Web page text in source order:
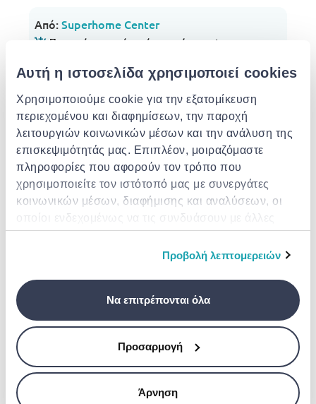
Αυτή η ιστοσελίδα χρησιμοποιεί cookies
Χρησιμοποιούμε cookie για την εξατομίκευση
περιεχομένου και διαφημίσεων, την παροχή
λειτουργιών κοινωνικών μέσων και την ανάλυση της
επισκεψιμότητάς μας. Επιπλέον, μοιραζόμαστε
πληροφορίες που αφορούν τον τρόπο που
χρησιμοποιείτε τον ιστότοπό μας με συνεργάτες
κοινωνικών μέσων, διαφήμισης και αναλύσεων, οι
οποίοι ενδεχομένως να τις συνδυάσουν με άλλες
πληροφορίες που τους έχετε παραχωρήσει ή τις
οποίες έχουν συλλέξει σε σχέση με την από μέρους
Προβολή λεπτομερειών
Να επιτρέπονται όλα
Προσαρμογή
Άρνηση
Από:Superhome Center
Περισσότερα από αυτό το κατάστημα
€ 3.99
Επιλογές μεταφορικών
Σημεία / Θυρίδες παραλαβής
Εκτ. παράδοση: 17 Αυγ - 18 Αυγ
Δωρεάν
Παράδοση στην πόρτα σου
Δωρεάν αποστολή για παραγγελίες άνω των €
85.00 από το Superhome Center
Εκτ. παράδοση: 17 Αυγ - 19 Αυγ
€ 3.49
Προσθήκη στο καλάθι
- 30%